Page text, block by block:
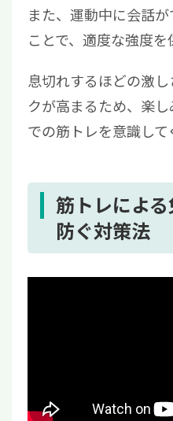
また、運動中に会話
ことで、適度な強度を
息切れするほどの激
クが高まるため、楽
での筋トレを意識して
筋トレによ
防ぐ対策法